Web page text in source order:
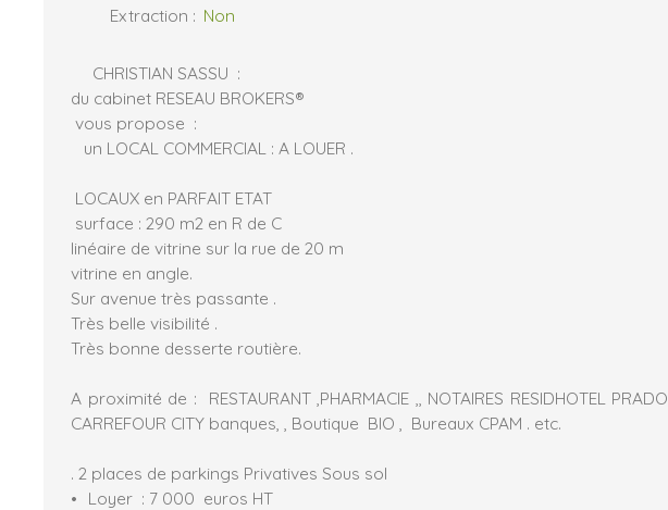
Extraction : Non
CHRISTIAN SASSU :
du cabinet RESEAU BROKERS®
vous propose :
un LOCAL COMMERCIAL : A LOUER .
LOCAUX en PARFAIT ETAT
surface : 290 m2 en R de C
linéaire de vitrine sur la rue de 20 m
vitrine en angle.
Sur avenue très passante .
Très belle visibilité .
Très bonne desserte routière.
A proximité de : RESTAURANT ,PHARMACIE ,, NOTAIRES RESIDHOTEL PRADO,
CARREFOUR CITY banques, , Boutique BIO , Bureaux CPAM . etc.
. 2 places de parkings Privatives Sous sol
Loyer : 7 000 euros HT